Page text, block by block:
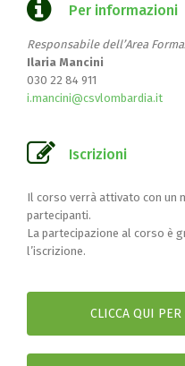
Per informazioni
Responsabile dell’Area
Ilaria Mancini
030 22 84 911
i.mancini@csvlombardia.it
Iscrizioni
Il corso verrà attivato con un
partecipanti.
La partecipazione al corso è
l’iscrizione.
CLICCA QUI